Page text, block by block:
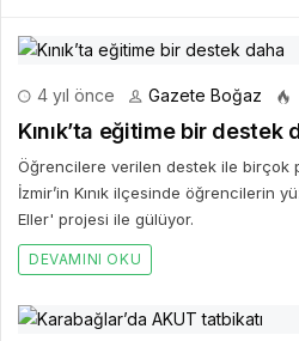
4 yıl önce Gazete Boğaz
Kınık’ta eğitime bir destek
Öğrencilere verilen destek ile birçok
İzmir’in Kınık ilçesinde öğrencilerin
Eller' projesi ile gülüyor.
DEVAMINI OKU